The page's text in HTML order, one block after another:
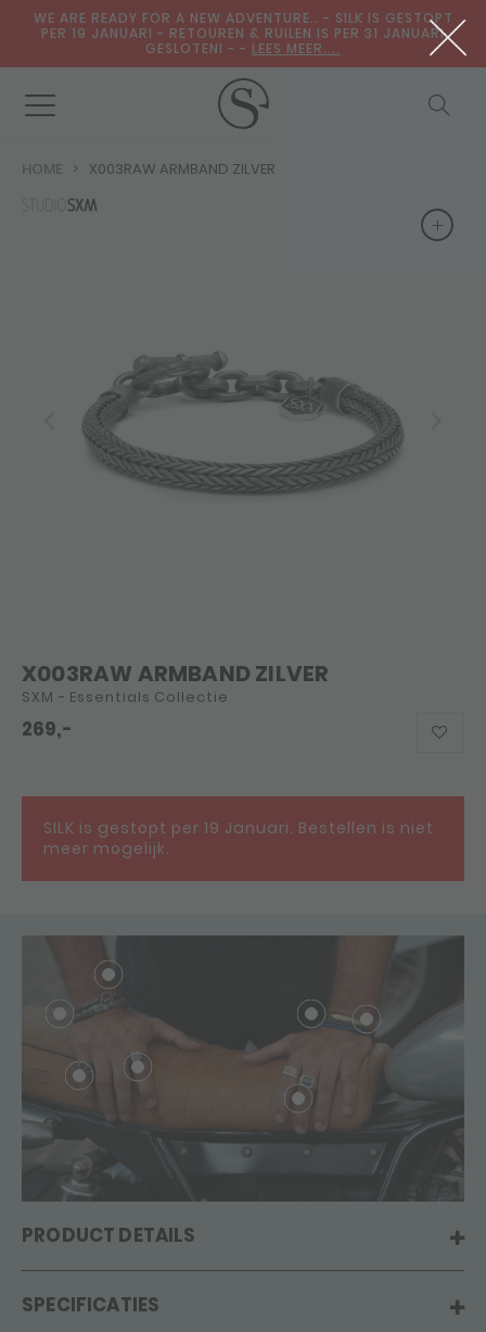
WE ARE READY FOR A NEW ADVENTURE.. - SILK IS GESTOPT
PER 19 JANUARI - RETOUREN & RUILEN IS PER 31 JANUARI
GESLOTENI - - LEES MEER....
HOME X003RAW ARMBAND ZILVER
+
X003RAW ARMBAND ZILVER
SXM - Essentials Collectie
269,-
SILK is gestopt per 19 Januari. Bestellen is niet
meer mogelijk.
PRODUCT DETAILS
SPECIFICATIES